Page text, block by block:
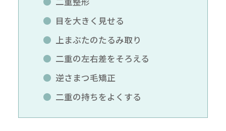
目を大きく見せる
上まぶたのたるみ取り
二重の左右差をそろえる
逆さまつ毛矯正
二重の持ちをよくする